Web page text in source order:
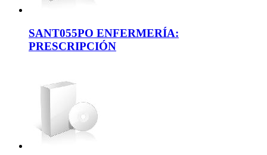
SANT055PO ENFERMERÍA:
PRESCRIPCIÓN